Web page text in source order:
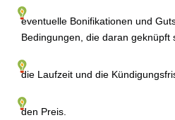
eventuelle Bonifikationen und
Bedingungen, die daran geknüpft
die Laufzeit und die
den Preis.